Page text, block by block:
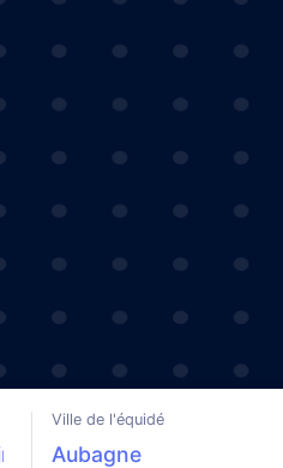
Ville de l'équidé